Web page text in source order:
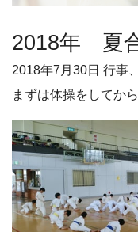
2018年 夏
2018年7月30日 行事
まずは体操をしてか